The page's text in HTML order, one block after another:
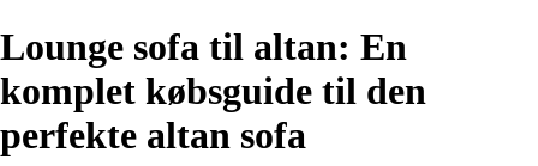
Lounge sofa til altan: En
komplet købsguide til den
perfekte altan sofa